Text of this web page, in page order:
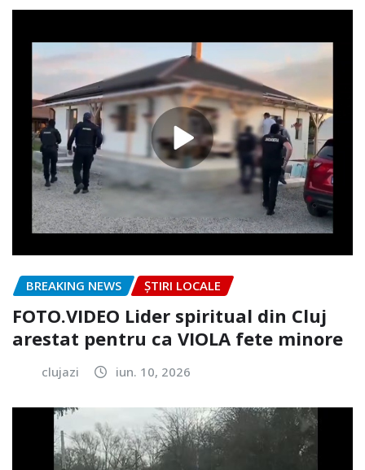
BREAKING NEWS ȘTIRI LOCALE
FOTO.VIDEO Lider spiritual din Cluj
arestat pentru ca VIOLA fete minore
clujazi iun. 10, 2026